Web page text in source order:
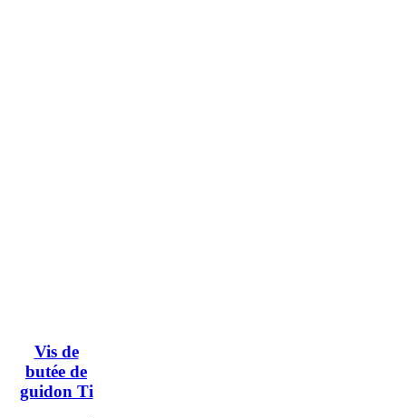
Vis de
butée de
guidon Ti